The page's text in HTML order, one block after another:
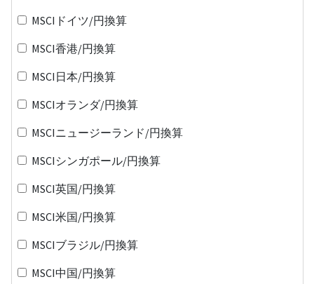
MSCIドイツ/円換算
MSCI香港/円換算
MSCI日本/円換算
MSCIオランダ/円換算
MSCIニュージーランド/円換算
MSCIシンガポール/円換算
MSCI英国/円換算
MSCI米国/円換算
MSCIブラジル/円換算
MSCI中国/円換算